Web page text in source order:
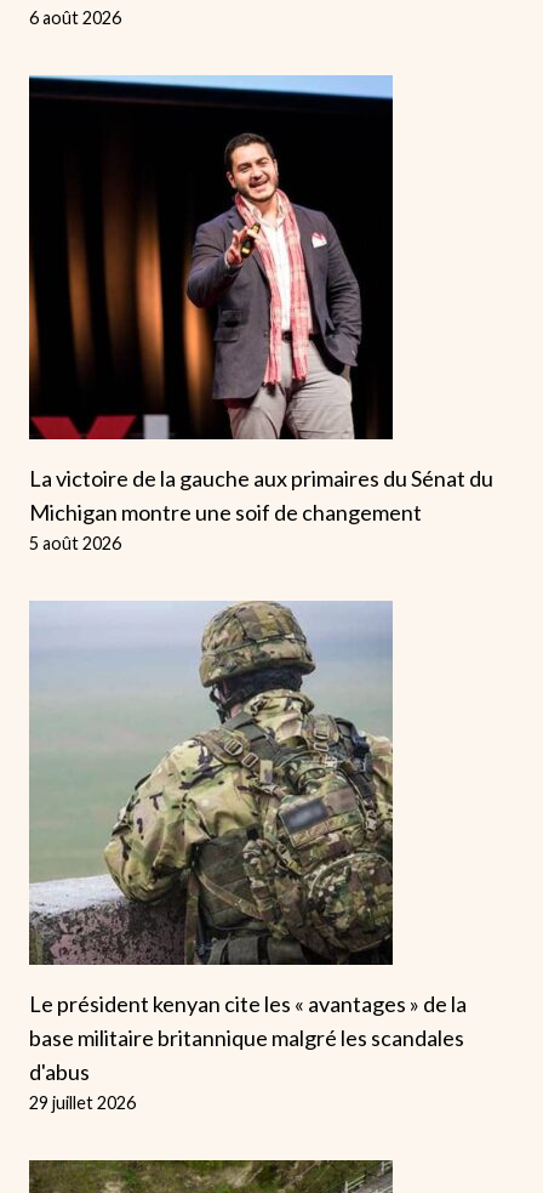
6 août 2026
La victoire de la gauche aux primaires du Sénat du
Michigan montre une soif de changement
5 août 2026
Le président kenyan cite les « avantages » de la
base militaire britannique malgré les scandales
d'abus
29 juillet 2026